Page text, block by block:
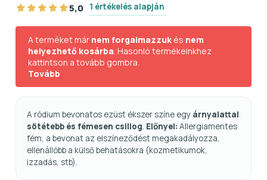
5,0 1 értékelés alapján
A terméket már nem forgalmazzuk és nem
helyezhető kosárba. Hasonló termékeinkhez
kattintson a tovább gombra.
Tovább
A ródium bevonatos ezüst ékszer színe egy árnyalattal
sötétebb és fémesen csillog. Előnyei: Allergiamentes
fém, a bevonat az elszíneződést megakadályozza,
ellenállóbb a külső behatásokra (kozmetikumok,
izzadás, stb).